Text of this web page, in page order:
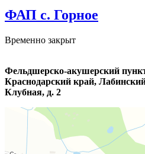
ФАП с. Горное
Временно закрыт
Фельдшерско-акушерский
Краснодарский край,
Клубная, д. 2